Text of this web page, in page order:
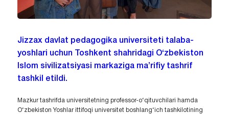
Jizzax davlat pedagogika universiteti talaba-
yoshlari uchun Toshkent shahridagi O‘zbekiston
Islom sivilizatsiyasi markaziga ma’rifiy tashrif
tashkil etildi.
Mazkur tashrifda universitetning professor-o‘qituvchilari hamda
O‘zbekiston Yoshlar ittifoqi universitet boshlang‘ich tashkilotining